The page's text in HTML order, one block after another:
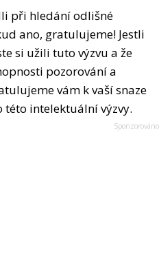
při hledání odlišné
ano, gratulujeme! Jestli
si užili tuto výzvu a že
pozorování a
vám k vaší snaze
této intelektuální výzvy.